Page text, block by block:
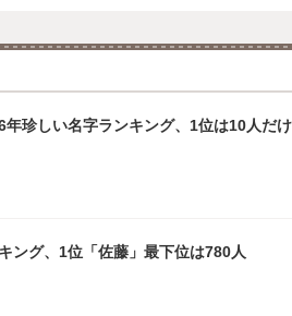
年珍しい名字ランキング、1位は10人だけ
ング、1位「佐藤」最下位は780人